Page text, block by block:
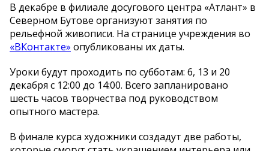
В декабре в филиале досугового центра «Атлант» в
Северном Бутове организуют занятия по
рельефной живописи. На странице учреждения во
«ВКонтакте» опубликованы их даты.
Уроки будут проходить по субботам: 6, 13 и 20
декабря с 12:00 до 14:00. Всего запланировано
шесть часов творчества под руководством
опытного мастера.
В финале курса художники создадут две работы,